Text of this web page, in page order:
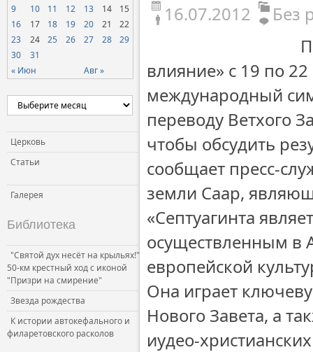
« Июн Авг »
9
10 11 12 13 14
15
16
17 18 19 20 21
22
23
24 25 26 27 28
29
30
31
Церковь
Статьи
Галерея
Библиотека
"Святой дух несёт на крыльях!"
50-км крестный ход с иконой
"Призри на смирение"
Звезда рождества
К истории автокефального и
филаретовского расколов
16.07.2012
Без
влияние» с 19 по
международный
переводу Ветхого
чтобы обсудить
сообщает пресс-
земли Саар,
«Септуагинта
осуществленным в
европейской
Она играет
Нового Завета, а
иудео-